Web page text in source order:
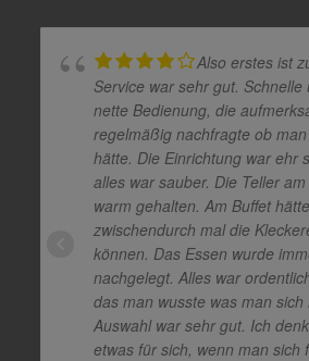
Also erstes ist
Service war sehr gut. Schnelle
nette Bedienung, die
regelmäßig nachfragte ob
hätte. Die Einrichtung war ehr
alles war sauber. Die Teller
warm gehalten. Am Buffet
zwischendurch mal die
können. Das Essen wurde
nachgelegt. Alles war
das man wusste was man sich
Auswahl war sehr gut. Ich
etwas für sich, wenn man sich